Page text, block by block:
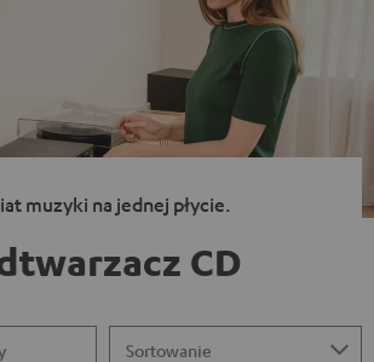
muzyki na jednej płycie.
CD